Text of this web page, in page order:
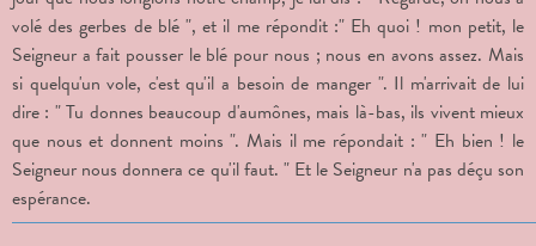
volé des gerbes de blé ", et il me répondit :" Eh quoi ! mon petit, le
Seigneur a fait pousser le blé pour nous ; nous en avons assez. Mais
si quelqu'un vole, c'est qu'il a besoin de manger ". Il m'arrivait de lui
dire : " Tu donnes beaucoup d'aumônes, mais là-bas, ils vivent mieux
que nous et donnent moins ". Mais il me répondait : " Eh bien ! le
Seigneur nous donnera ce qu'il faut. " Et le Seigneur n'a pas déçu son
espérance.